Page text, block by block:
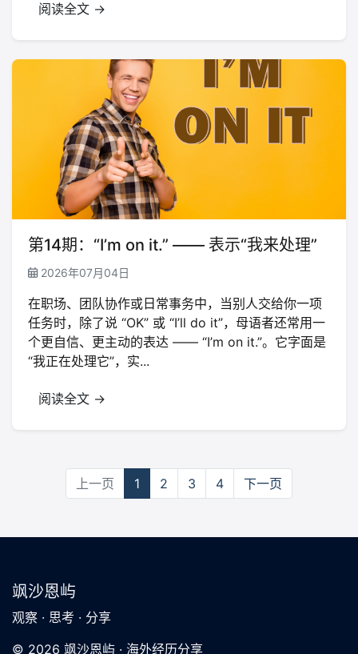
阅读全文 →
第14期：“I’m on it.” —— 表示“我来处理”
2026年07月04日
在职场、团队协作或日常事务中，当别人交给你一项
任务时，除了说 “OK” 或 “I’ll do it”，母语者还常用一
个更自信、更主动的表达 —— “I’m on it.”。它字面是
“我正在处理它”，实...
阅读全文 →
上一页 1 2 3 4 下一页
飒沙恩屿
观察 · 思考 · 分享
© 2026 飒沙恩屿 · 海外经历分享